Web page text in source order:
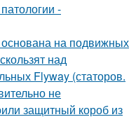
-
на подвижных
над
Flyway (статоров.
не
защитный короб из